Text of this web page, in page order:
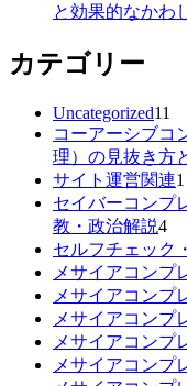
と効果的なかわ
カテゴリー
Uncategorized11
コーアーシブコ
理）の見抜き方
サイト運営関連1
セイバーコンプ
教・政治解説4
セルフチェック
メサイアコンプ
メサイアコンプ
メサイアコンプ
メサイアコンプ
メサイアコンプ